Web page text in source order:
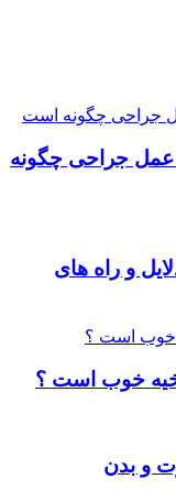
جراحی چگونه
و راه های
بخیه خوب است ؟
و بدن